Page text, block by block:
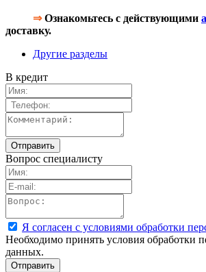
⇒Ознакомьтесь с действующими
доставку.
Другие разделы
В кредит
Вопрос специалисту
Я согласен с условиями обработки
Необходимо принять условия обработки
данных.